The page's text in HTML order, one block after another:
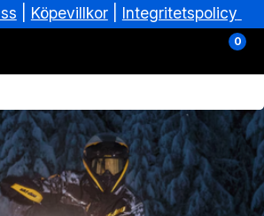
Köpevillkor| Integritetspolicy
0
Skoterdelar & Tillbehör
ATV-delar & Tillbehör